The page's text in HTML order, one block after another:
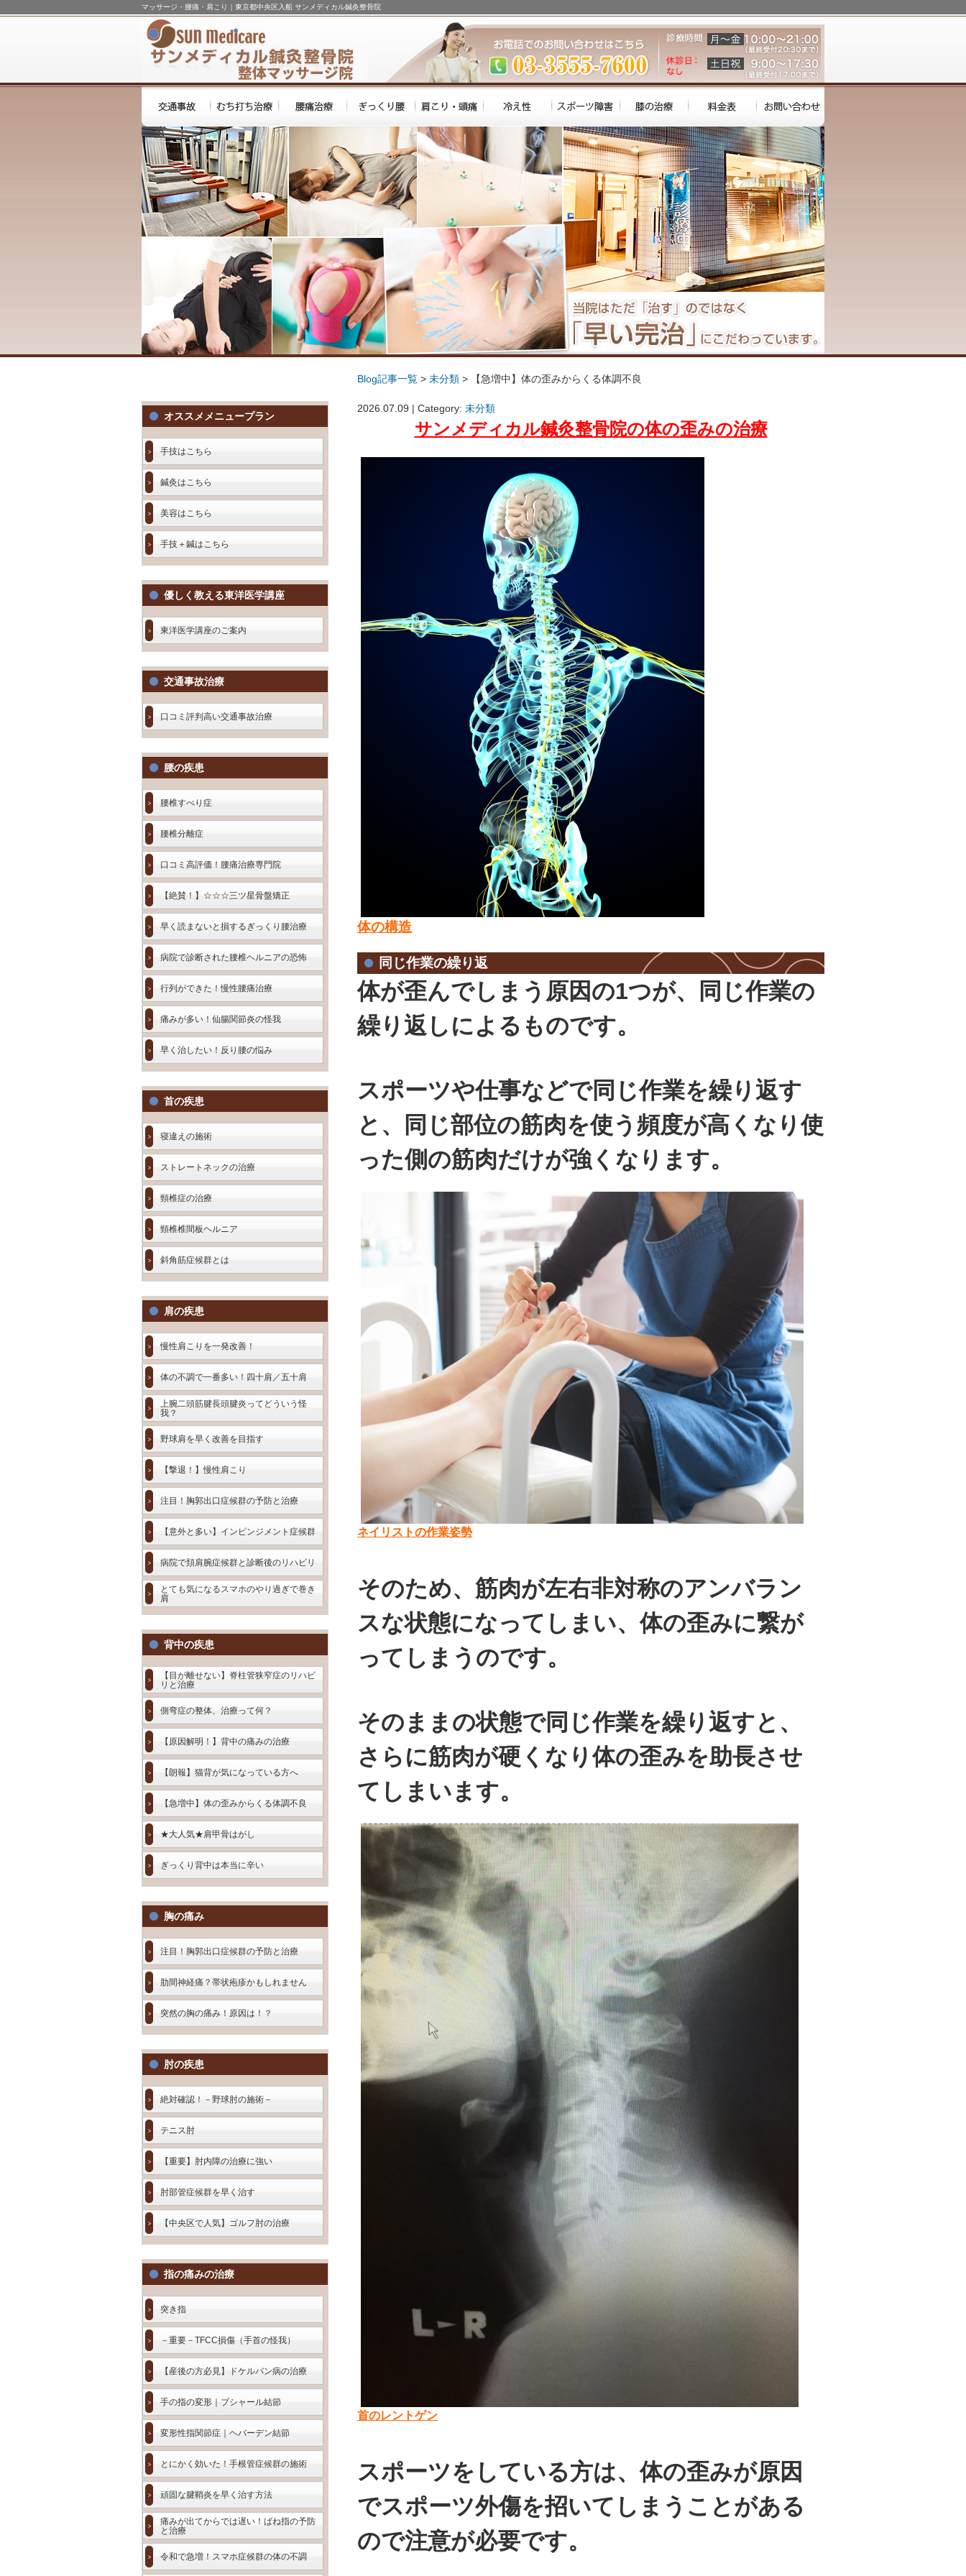
マッサージ・腰痛・肩こり｜東京都中央区入船 サンメディカル鍼灸整骨院
オススメメニュープラン
手技はこちら
鍼灸はこちら
美容はこちら
手技＋鍼はこちら
優しく教える東洋医学講座
東洋医学講座のご案内
交通事故治療
口コミ評判高い交通事故治療
腰の疾患
腰椎すべり症
腰椎分離症
口コミ高評価！腰痛治療専門院
【絶賛！】☆☆☆三ツ星骨盤矯正
早く読まないと損するぎっくり腰治療
病院で診断された腰椎ヘルニアの恐怖
行列ができた！慢性腰痛治療
痛みが多い！仙腸関節炎の怪我
早く治したい！反り腰の悩み
首の疾患
寝違えの施術
ストレートネックの治療
頸椎症の治療
頸椎椎間板ヘルニア
斜角筋症候群とは
肩の疾患
慢性肩こりを一発改善！
体の不調で一番多い！四十肩／五十肩
上腕二頭筋腱長頭腱炎ってどういう怪
我？
野球肩を早く改善を目指す
【撃退！】慢性肩こり
注目！胸郭出口症候群の予防と治療
【意外と多い】インピンジメント症候群
病院で頚肩腕症候群と診断後のリハビリ
とても気になるスマホのやり過ぎで巻き
肩
背中の疾患
【目が離せない】脊柱管狭窄症のリハビ
リと治療
側弯症の整体、治療って何？
【原因解明！】背中の痛みの治療
【朗報】猫背が気になっている方へ
【急増中】体の歪みからくる体調不良
★大人気★肩甲骨はがし
ぎっくり背中は本当に辛い
胸の痛み
注目！胸郭出口症候群の予防と治療
肋間神経痛？帯状疱疹かもしれません
突然の胸の痛み！原因は！？
肘の疾患
絶対確認！－野球肘の施術－
テニス肘
【重要】肘内障の治療に強い
肘部管症候群を早く治す
【中央区で人気】ゴルフ肘の治療
指の痛みの治療
突き指
－重要－TFCC損傷（手首の怪我）
【産後の方必見】ドケルバン病の治療
手の指の変形｜ブシャール結節
変形性指関節症｜ヘバーデン結節
とにかく効いた！手根管症候群の施術
頑固な腱鞘炎を早く治す方法
痛みが出てからでは遅い！ばね指の予防
と治療
令和で急増！スマホ症候群の体の不調
Blog記事一覧 > 未分類 > 【急増中】体の歪みからくる体調不良
2026.07.09 | Category: 未分類
サンメディカル鍼灸整骨院の体の歪みの治療
体の構造
同じ作業の繰り返
体が歪んでしまう原因の1つが、同じ作業の
繰り返しによるものです。
スポーツや仕事などで同じ作業を繰り返す
と、同じ部位の筋肉を使う頻度が高くなり使
った側の筋肉だけが強くなります。
ネイリストの作業姿勢
そのため、筋肉が左右非対称のアンバラン
スな状態になってしまい、体の歪みに繋が
ってしまうのです。
そのままの状態で同じ作業を繰り返すと、
さらに筋肉が硬くなり体の歪みを助長させ
てしまいます。
首のレントゲン
スポーツをしている方は、体の歪みが原因
でスポーツ外傷を招いてしまうことがある
ので注意が必要です。